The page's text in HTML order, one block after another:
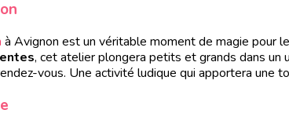
à Avignon est un véritable moment de magie pour
, cet atelier plongera petits et grands dans un
vous. Une activité ludique qui apportera une